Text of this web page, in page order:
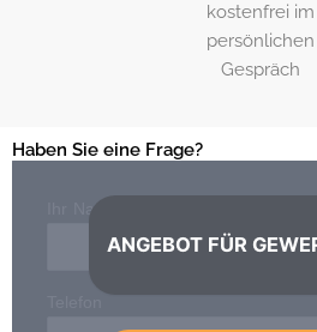
kostenfrei im
persönlichen
Gespräch
Haben Sie eine Frage?
ANGEBOT FÜR
Ihr Name*